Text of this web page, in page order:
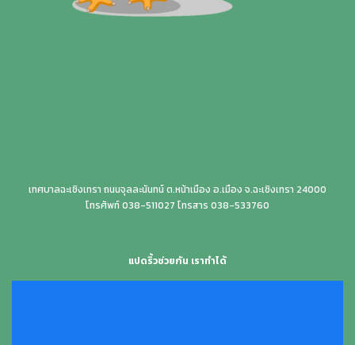
เทศบาลฉะเชิงเทรา ถนนจุลละนันทน์ ต.หน้าเมือง อ.เมือง จ.ฉะเชิงเทรา 24000
โทรศัพท์ 038-511027 โทรสาร 038-533760
แปดริ้วช่วยกัน เราทำได้